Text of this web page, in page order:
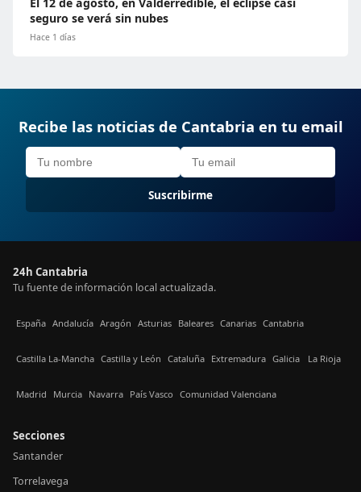
El 12 de agosto, en Valderredible, el eclipse casi
seguro se verá sin nubes
Hace 1 días
Recibe las noticias de Cantabria en tu email
Suscribirme
24h Cantabria
Tu fuente de información local actualizada.
España Andalucía Aragón Asturias Baleares Canarias Cantabria
Castilla La-Mancha Castilla y León Cataluña Extremadura Galicia La Rioja
Madrid Murcia Navarra País Vasco Comunidad Valenciana
Secciones
Santander
Torrelavega